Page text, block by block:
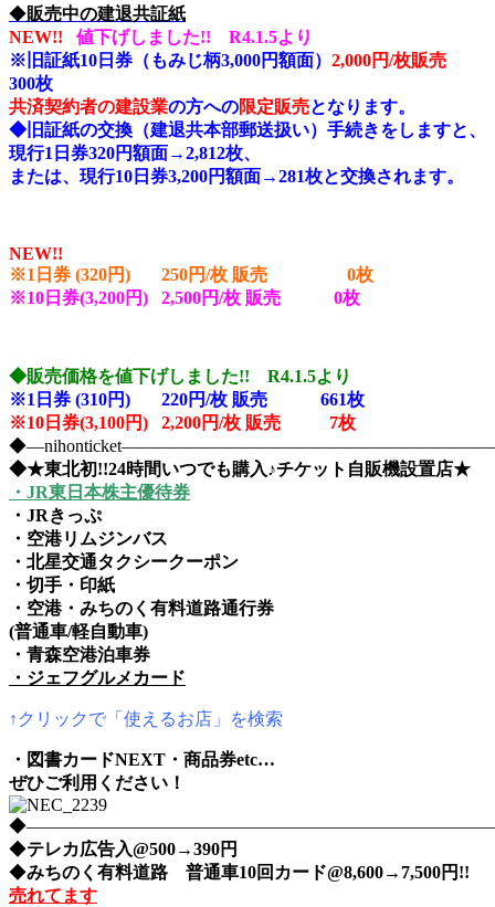
◆販売中の建退共証紙
NEW!! 値下げしました!! R4.1.5より
※旧証紙10日券（もみじ柄3,000円額面） 2,000円/枚販売
300枚
共済契約者の建設業の方への限定販売となります。
◆旧証紙の交換（建退共本部郵送扱い）手続きをしますと、
現行1日券320円額面→2,812枚、
または、現行10日券3,200円額面→281枚と交換されます。
NEW!!
※1日券 (320円) 250円/枚 販売 0枚
※10日券(3,200円) 2,500円/枚 販売 0枚
◆販売価格を値下げしました!! R4.1.5より
※1日券 (310円) 220円/枚 販売 661枚
※10日券(3,100円) 2,200円/枚 販売 7枚
◆★東北初!!24時間いつでも購入♪チケット自販機設置店★
・JR東日本株主優待券
・JRきっぷ
・空港リムジンバス
・北星交通タクシークーポン
・切手・印紙
・空港・みちのく有料道路通行券
(普通車/軽自動車)
・青森空港泊車券
・ジェフグルメカード
↑クリックで「使えるお店」を検索
・図書カードNEXT・商品券etc…
ぜひご利用ください！
◆テレカ広告入@500→390円
◆みちのく有料道路 普通車10回カード@8,600→7,500円!!
売れてます